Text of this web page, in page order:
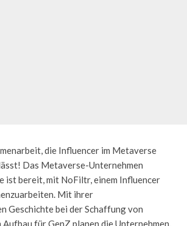
die Influencer im Metaverse
Das Metaverse-Unternehmen
ist bereit, mit NoFiltr, einem Influencer
Mit ihrer
Geschichte bei der Schaffung von
Aufbau für GenZ planen die Unternehmen,